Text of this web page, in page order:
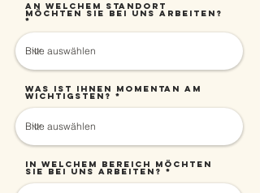
An welchem Standort
möchten Sie bei uns arbeiten?
Was ist Ihnen momentan am
wichtigsten?
In welchem Bereich möchten
Sie bei uns arbeiten?